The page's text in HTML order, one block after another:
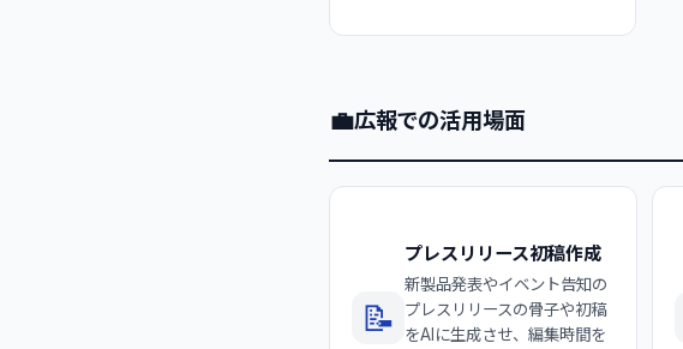
💼広報での活用場面
📝
プレスリリース初稿作成
新製品発表やイベント告知の
プレスリリースの骨子や初稿
をAIに生成させ、編集時間を